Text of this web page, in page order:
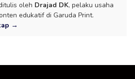
oleh Drajad DK, pelaku usaha
edukatif di Garuda Print.
→